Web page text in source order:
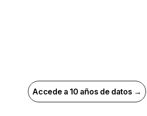
Accede a 10 años de datos →